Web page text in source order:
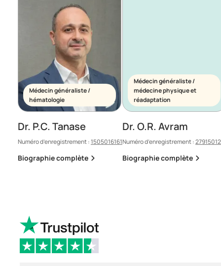
Médecin généraliste /
hématologie
Dr. P.C. Tanase
Numéro d’enregistrement :1505016161
Biographie complète
Médecin généraliste /
médecine physique et
réadaptation
Dr. O.R. Avram
Numéro d’enregistrement :
Biographie complète